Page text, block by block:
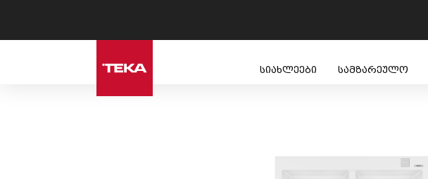
სიახლეები სამზარეულო